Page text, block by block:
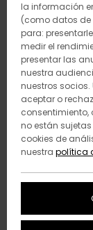
la información
(como datos de
para:
medir el
presentar las
nuestra
nuestros
aceptar o
consentimiento,
no están
cookies de
nuestra política